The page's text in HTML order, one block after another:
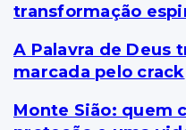
transformação
A Palavra de Deus
marcada pelo crack
Monte Sião: quem